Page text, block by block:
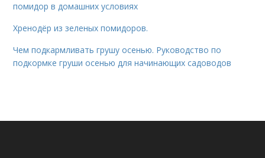
помидор в домашних условиях
Хренодёр из зеленых помидоров.
Чем подкармливать грушу осенью. Руководство по
подкормке груши осенью для начинающих садоводов